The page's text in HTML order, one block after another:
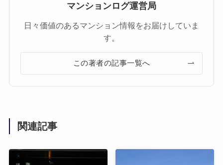
マンションログ運営局
日々価値のあるマンション情報をお届けしていま
す。
この著者の記事一覧へ
関連記事